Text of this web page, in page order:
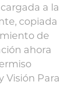
a la
copiada
de
ahora
Visión Para